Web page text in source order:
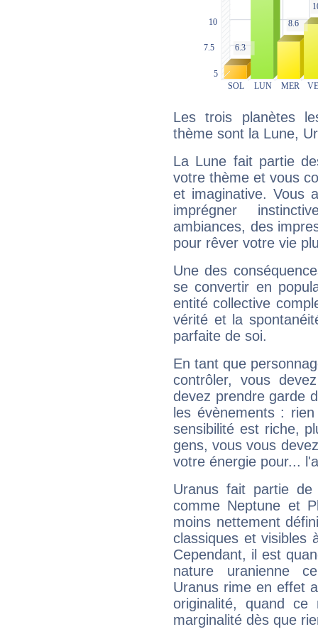
Les trois planètes
thème sont la Lune,
La Lune fait partie
votre thème et vous
et imaginative. Vous
imprégner
ambiances, des
pour rêver votre vie
Une des
se convertir en
entité collective
vérité et la
parfaite de soi.
En tant que
contrôler, vous
devez prendre garde
les évènements :
sensibilité est riche,
gens, vous vous
votre énergie pour...
Uranus fait partie
comme Neptune et
moins nettement
classiques et visibles
Cependant, il est
nature uranienne
Uranus rime en effet
originalité, quand ce
marginalité dès que